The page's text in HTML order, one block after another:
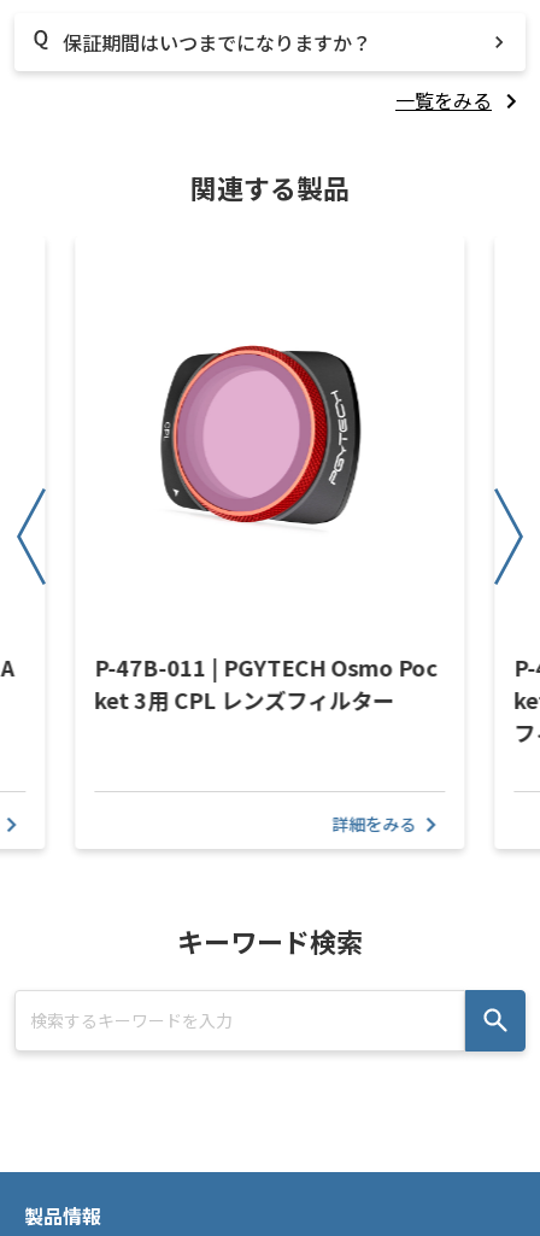
保証期間はいつまでになりますか？
一覧をみる
関連する製品
P-47B-011 | PGYTECH Osmo Poc
ket 3用 CPL レンズフィルター
詳細をみる
キーワード検索
製品情報